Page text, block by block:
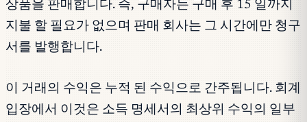
상품을 판매합니다. 즉, 구매자는 구매 후 15 일까지
지불 할 필요가 없으며 판매 회사는 그 시간에만 청구
서를 발행합니다.
이 거래의 수익은 누적 된 수익으로 간주됩니다. 회계
입장에서 이것은 소득 명세서의 최상위 수익의 일부